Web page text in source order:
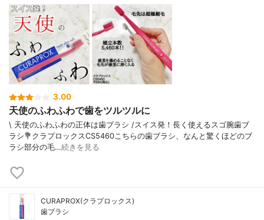
3.00
天使のふわふわで歯をツルツルに
\ 天使のふわふわの正体は歯ブラシ /⁡⁡スイス発！長く使えるスゴ腕歯ブ
ラシ⁡⁡💐クラプロックスCS5460⁡⁡こちらの歯ブラシ、なんと驚くほどのブ
ラシ部分の毛…続きを見る
CURAPROX(クラプロックス)
歯ブラシ